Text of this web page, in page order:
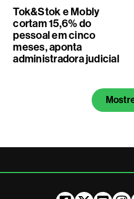
Tok&Stok e Mobly
cortam 15,6% do
pessoal em cinco
meses, aponta
administradora judicial